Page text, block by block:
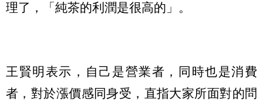
理了，「純茶的利潤是很高的」。
王賢明表示，自己是營業者，同時也是消費
者，對於漲價感同身受，直指大家所面對的問